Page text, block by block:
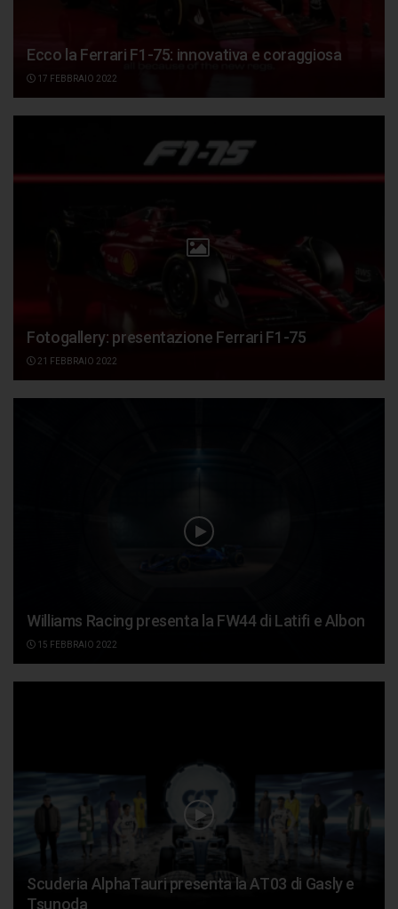
Ecco la Ferrari F1-75: innovativa e coraggiosa
17 FEBBRAIO 2022
Fotogallery: presentazione Ferrari F1-75
21 FEBBRAIO 2022
Williams Racing presenta la FW44 di Latifi e Albon
15 FEBBRAIO 2022
Scuderia AlphaTauri presenta la AT03 di Gasly e
Tsunoda